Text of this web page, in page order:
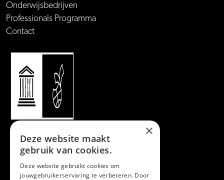
Onderwijsbedrijven
Professionals Programma
Contact
×
Deze website maakt
gebruik van cookies.
Deze website gebruikt cookies om
jouwgebruikerservaring te verbeteren. Door